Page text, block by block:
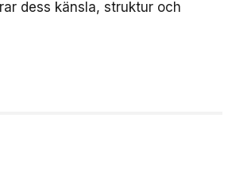
dess känsla, struktur och